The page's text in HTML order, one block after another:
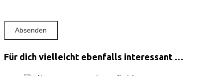
Für dich vielleicht ebenfalls interessant …